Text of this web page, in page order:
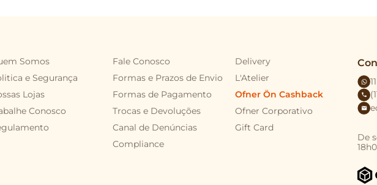
de sabores.
Somos
e Segurança
Lojas
Conosco
Fale Conosco
Formas e Prazos de Envio
Formas de Pagamento
Trocas e Devoluções
Canal de Denúncias
Compliance
Delivery
L'Atelier
Ofner Ön Cashback
Ofner Corporativo
Gift Card
De